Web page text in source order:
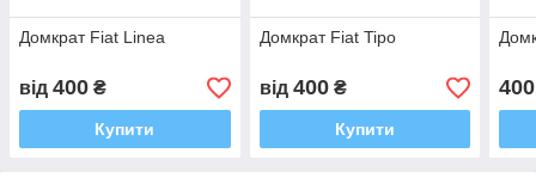
Домкрат Fiat Linea
від 400 ₴
Купити
Домкрат Fiat Tipo
від 400₴
Купити
400